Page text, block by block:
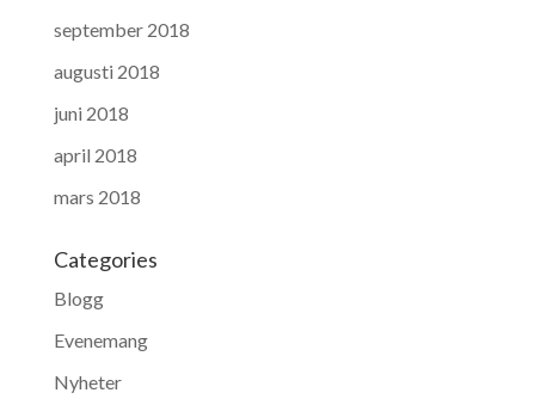
september 2018
augusti 2018
juni 2018
april 2018
mars 2018
Categories
Blogg
Evenemang
Nyheter